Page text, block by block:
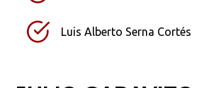
Luis Alberto Serna Cortés